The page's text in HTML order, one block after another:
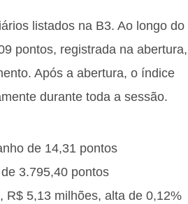
listados na B3. Ao longo do
pontos, registrada na
Após a abertura, o índice
durante toda a sessão.
de 14,31 pontos
3.795,40 pontos
R$ 5,13 milhões, alta de 0,12%